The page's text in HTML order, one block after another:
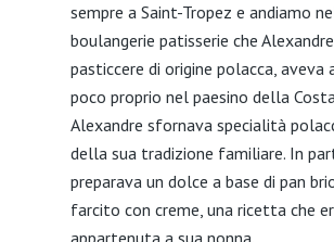
sempre a Saint-Tropez e andiamo
boulangerie patisserie che
pasticcere di origine polacca, aveva
poco proprio nel paesino della
Alexandre sfornava specialità
della sua tradizione familiare. In
preparava un dolce a base di pan
farcito con creme, una ricetta che
appartenuta a sua nonna.